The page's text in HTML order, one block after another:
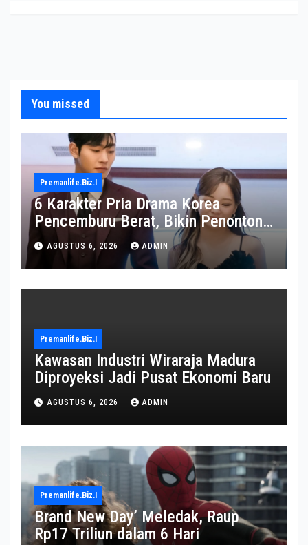
You missed
Premanlife.biz.i
6 Karakter Pria Drama Korea
Pencemburu Berat, Bikin Penonton
Gemas
AGUSTUS 6, 2026 ADMIN
Premanlife.biz.i
Kawasan Industri Wiraraja Madura
Diproyeksi Jadi Pusat Ekonomi Baru
AGUSTUS 6, 2026 ADMIN
Premanlife.biz.i
Brand New Day’ Meledak, Raup
Rp17 Triliun dalam 6 Hari